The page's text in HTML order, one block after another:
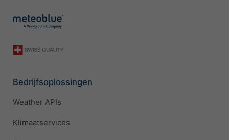
Bedrijfsoplossingen
Weather APIs
Klimaatservices